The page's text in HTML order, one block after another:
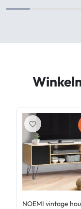
NOEMI vintage
favorite_border